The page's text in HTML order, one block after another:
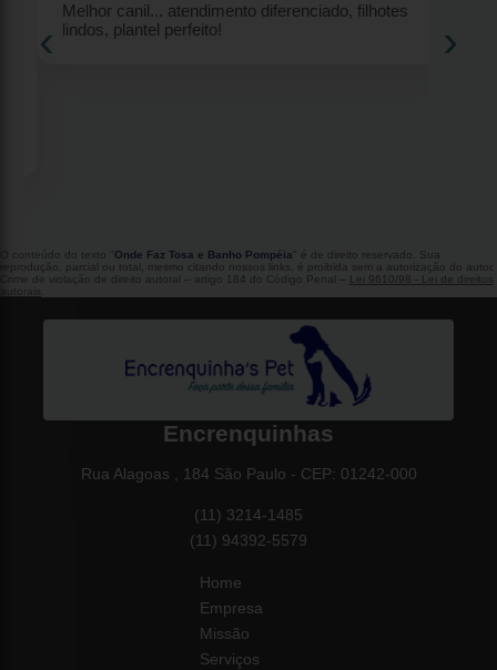
Melhor canil... atendimento diferenciado, filhotes
lindos, plantel perfeito!
‹ ›
O conteúdo do texto " Onde Faz Tosa e Banho Pompéia " é de direito reservado. Sua
reprodução, parcial ou total, mesmo citando nossos links, é proibida sem a autorização do autor.
Crime de violação de direito autoral – artigo 184 do Código Penal –
Lei 9610/98 - Lei de direitos
autorais .
Encrenquinhas
Rua Alagoas , 184 São Paulo - CEP: 01242-000
(11) 3214-1485
(11) 94392-5579
Home
Empresa
Missão
Serviços